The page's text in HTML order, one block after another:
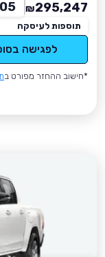
295,247
₪
תוספות לעיסקה
לפגישה
*חישוב ההחזר מפורט ב